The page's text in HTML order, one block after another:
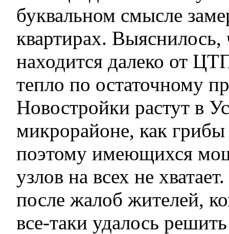
буквальном смысле
квартирах.
находится далеко от
тепло по остаточному
Новостройки растут в
микрорайоне, как
поэтому имеющихся
узлов на всех не
после жалоб жителей,
все-таки удалось